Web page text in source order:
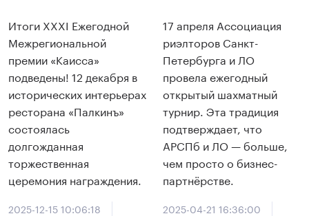
Итоги XXXI Ежегодной
Межрегиональной
премии «Каисса»
подведены! 12 декабря в
исторических интерьерах
ресторана «Палкинъ»
состоялась
долгожданная
торжественная
церемония награждения.
2025-12-15 10:06:18
17 апреля Ассоциация
риэлторов Санкт-
Петербурга и ЛО
провела ежегодный
открытый шахматный
турнир. Эта традиция
подтверждает, что
АРСПб и ЛО — больше,
чем просто о бизнес-
партнёрстве.
2025-04-21 16:36:00